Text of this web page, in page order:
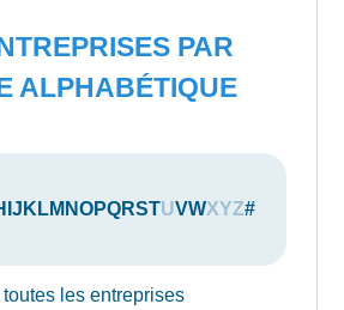
PAR
ALPHABÉTIQUE
J K LM NOPQRSTUVWXYZ#
toutes les entreprises